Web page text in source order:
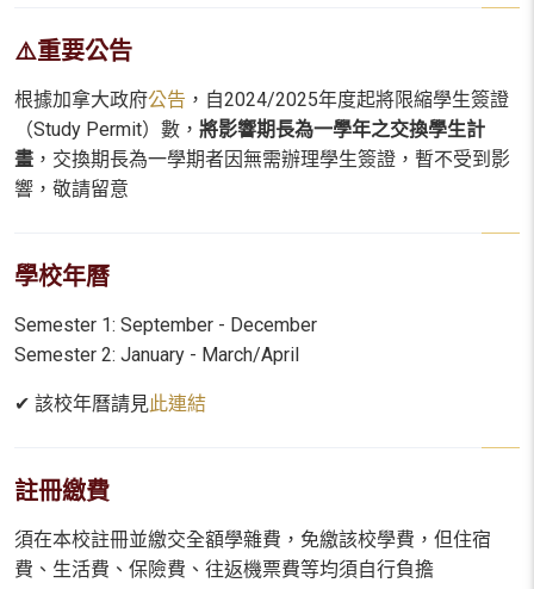
⚠️重要公告
根據加拿大政府公告 ，自2024/2025年度起將限縮學生簽證
（Study Permit）數， 將影響期長為一學年之交換學生計
畫 ，交換期長為一學期者因無需辦理學生簽證，暫不受到影
響，敬請留意
學校年曆
Semester 1: September - December
Semester 2: January - March/April
✔ 該校年曆請見此連結
註冊繳費
須在本校註冊並繳交全額學雜費，免繳該校學費，但住宿
費、生活費、保險費、往返機票費等均須自行負擔